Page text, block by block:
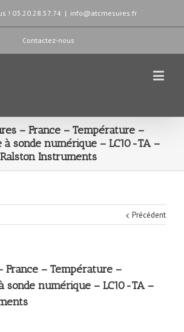
! 03.20.28.57.74 | info@atcmesures.fr
Contactez-nous
– France – Température –
à sonde numérique – LC10-TA –
Ralston Instruments
Précédent
France – Température –
sonde numérique – LC10-TA –